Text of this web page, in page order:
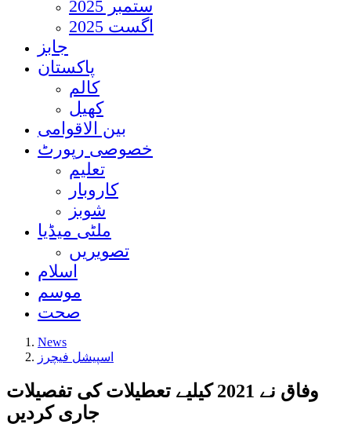
ستمبر 2025
اگست 2025
جابز
پاکستان
کالم
کھیل
بین الاقوامی
خصوصی رپورٹ
تعلیم
کاروبار
شوبز
ملٹی میڈیا
تصویریں
اسلام
موسم
صحت
News
اسپیشل فیچرز
وفاق نے 2021 کیلیے تعطیلات کی تفصیلات
جاری کردیں